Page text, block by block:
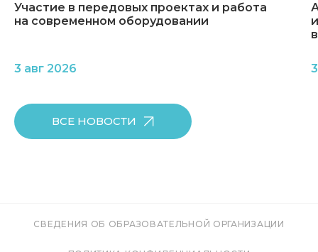
Участие в передовых проектах и работа
на современном оборудовании
3 авг 2026
ВСЕ НОВОСТИ
СВЕДЕНИЯ ОБ ОБРАЗОВАТЕЛЬНОЙ ОРГАНИЗАЦИИ